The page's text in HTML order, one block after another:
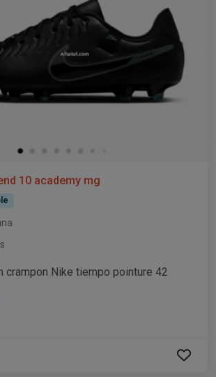
10 academy mg
crampon Nike tiempo pointure 42